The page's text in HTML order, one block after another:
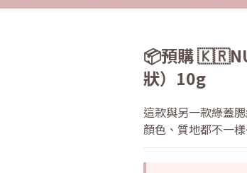
📦預購
狀）10g
這款與另一款綠蓋
顏色、質地都不一